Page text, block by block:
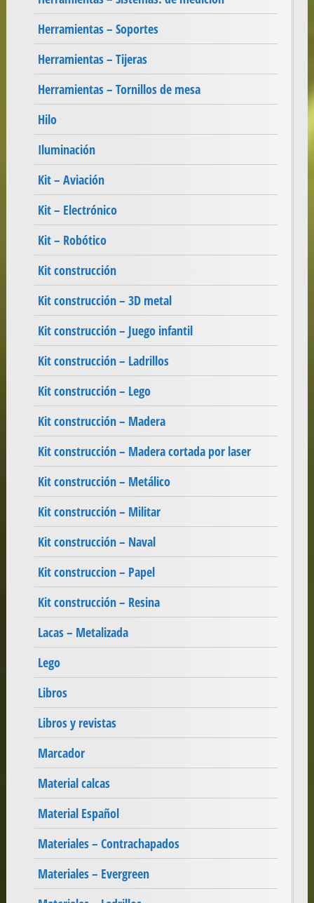
Herramientas – Soportes
Herramientas – Tijeras
Herramientas – Tornillos de mesa
Hilo
Iluminación
Kit – Aviación
Kit – Electrónico
Kit – Robótico
Kit construcción
Kit construcción – 3D metal
Kit construcción – Juego infantil
Kit construcción – Ladrillos
Kit construcción – Lego
Kit construcción – Madera
Kit construcción – Madera cortada por laser
Kit construcción – Metálico
Kit construcción – Militar
Kit construcción – Naval
Kit construccion – Papel
Kit construcción – Resina
Lacas – Metalizada
Lego
Libros
Libros y revistas
Marcador
Material calcas
Material Español
Materiales – Contrachapados
Materiales – Evergreen